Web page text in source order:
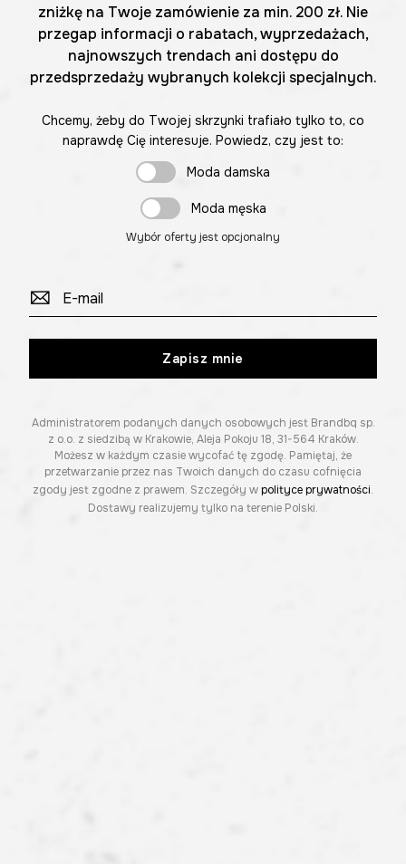
zniżkę na Twoje zamówienie za min. 200 zł. Nie
przegap informacji o rabatach, wyprzedażach,
najnowszych trendach ani dostępu do
przedsprzedaży wybranych kolekcji specjalnych.
Chcemy, żeby do Twojej skrzynki trafiało tylko to, co
naprawdę Cię interesuje. Powiedz, czy jest to:
Moda damska
Moda męska
Wybór oferty jest opcjonalny
Zapisz mnie
Administratorem podanych danych osobowych jest Brandbq sp.
z o.o. z siedzibą w Krakowie, Aleja Pokoju 18, 31-564 Kraków.
Możesz w każdym czasie wycofać tę zgodę. Pamiętaj, że
przetwarzanie przez nas Twoich danych do czasu cofnięcia
zgody jest zgodne z prawem. Szczegóły w polityce prywatności.
Dostawy realizujemy tylko na terenie Polski.